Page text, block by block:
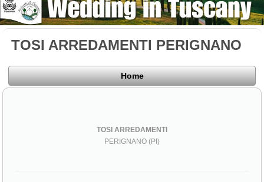
TOSI ARREDAMENTI PERIGNANO
Home
TOSI ARREDAMENTI
PERIGNANO (PI)